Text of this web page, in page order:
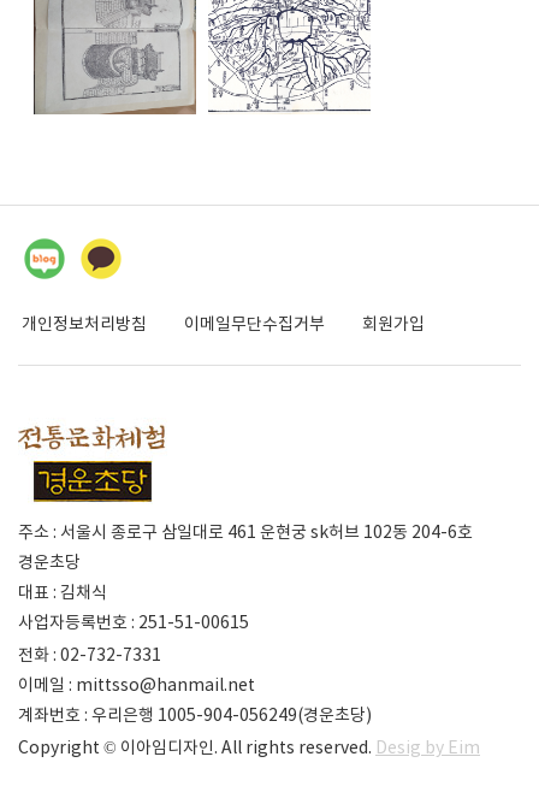
개인정보처리방침 이메일무단수집거부 회원가입
주소 : 서울시 종로구 삼일대로 461 운현궁 sk허브 102동 204-6호
경운초당
대표 : 김채식
사업자등록번호 : 251-51-00615
전화 : 02-732-7331
이메일 : mittsso@hanmail.net
계좌번호 : 우리은행 1005-904-056249(경운초당)
Copyright © 이아임디자인. All rights reserved. Desig by Eim